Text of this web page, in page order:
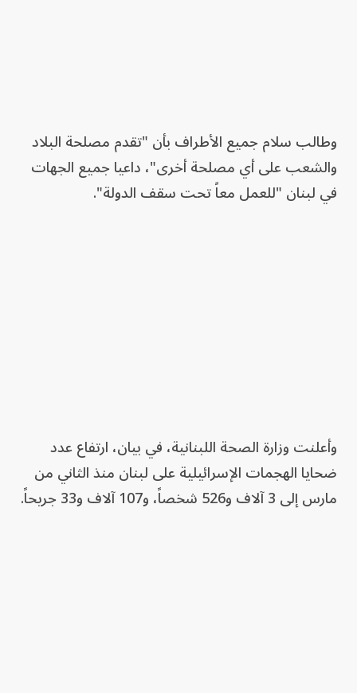
وطالب سلام جميع الأطراف بأن "تقدم مصلحة البلاد
والشعب على أي مصلحة أخرى"، داعيا جميع الجهات
في لبنان "للعمل معاً تحت سقف الدولة".
وأعلنت وزارة الصحة اللبنانية، في بيان، ارتفاع عدد
ضحايا الهجمات الإسرائيلية على لبنان منذ الثاني من
مارس إلى 3 آلاف و526 شخصاً، و107 آلاف و33 جريحاً.